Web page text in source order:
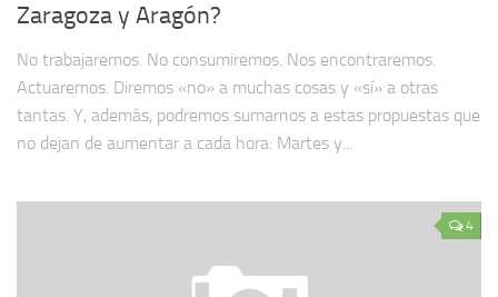
Zaragoza y Aragón?
No trabajaremos. No consumiremos. Nos encontraremos.
Actuaremos. Diremos «no» a muchas cosas y «sí» a otras
tantas. Y, además, podremos sumarnos a estas propuestas que
no dejan de aumentar a cada hora: Martes y...
4